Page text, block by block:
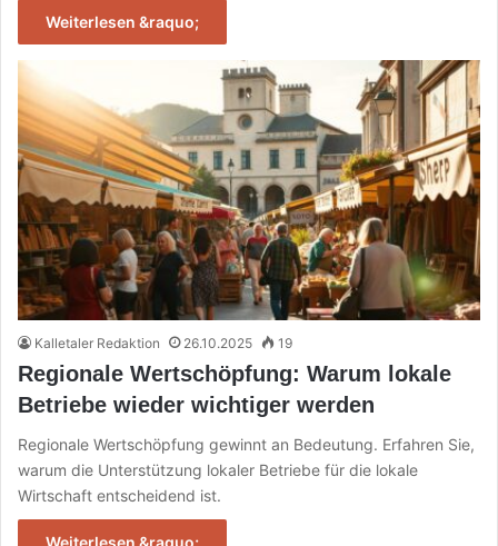
Weiterlesen &raquo;
Kalletaler Redaktion 26.10.2025 19
Regionale Wertschöpfung: Warum lokale
Betriebe wieder wichtiger werden
Regionale Wertschöpfung gewinnt an Bedeutung. Erfahren Sie,
warum die Unterstützung lokaler Betriebe für die lokale
Wirtschaft entscheidend ist.